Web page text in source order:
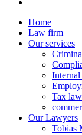
Home
Law firm
Our services
Tax law
Our Lawyers
Tobias